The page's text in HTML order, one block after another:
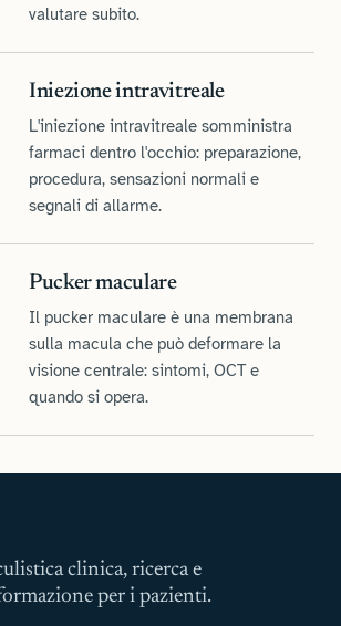
valutare subito.
Iniezione intravitreale
L'iniezione intravitreale somministra
farmaci dentro l'occhio: preparazione,
procedura, sensazioni normali e
segnali di allarme.
Pucker maculare
Il pucker maculare è una membrana
sulla macula che può deformare la
visione centrale: sintomi, OCT e
quando si opera.
clinica, ricerca e
per i pazienti.